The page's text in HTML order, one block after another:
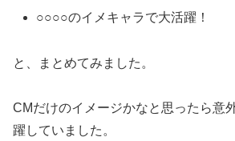
○○○○のイメキャラで大活躍！
と、まとめてみました。
CMだけのイメージかなと思ったら意
躍していました。